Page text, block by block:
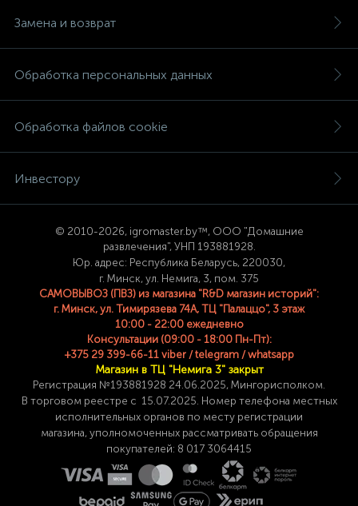
Замена и возврат
Обработка персональных данных
Обработка файлов cookie
Инвестору
© 2010-2026, igromaster.by™, ООО "Домашние
развлечения", УНП 193881928.
Юр. адрес: Республика Беларусь, 220030,
г. Минск, ул. Немига, 3, пом. 375
САМОВЫВОЗ (ПВЗ) из магазина "R&D магазин историй":
г. Минск, ул. Тимирязева 74A, ТЦ "Палаццо", 3 этаж
10:00 - 22:00 ежедневно
Консультации (09:00 - 18:00 Пн-Пт):
+375 29 399-66-11 viber / telegram / whatsapp
Магазин в ТЦ "Немига 3" закрыт
Регистрация №193881928 24 .06.2025, Мингорисполком.
В торговом реестре с 15.07.2025. Номер телефона местных
исполнительных органов по месту регистрации
магазина,уполномоченных рассматривать обращения
покупателей: 8 017 3064415